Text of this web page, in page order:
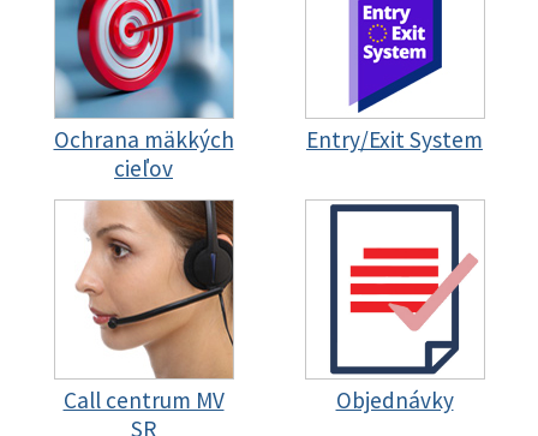
Ochrana mäkkých
cieľov
Entry/Exit System
Call centrum MV
SR
Objednávky